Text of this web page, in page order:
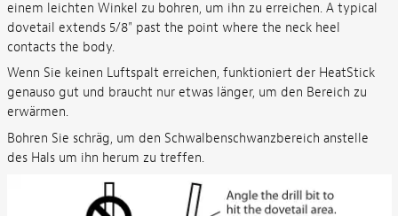
einem leichten Winkel zu bohren, um ihn zu erreichen. A typical
dovetail extends 5/8" past the point where the neck heel
contacts the body.
Wenn Sie keinen Luftspalt erreichen, funktioniert der HeatStick
genauso gut und braucht nur etwas länger, um den Bereich zu
erwärmen.
Bohren Sie schräg, um den Schwalbenschwanzbereich anstelle
des Hals um ihn herum zu treffen.